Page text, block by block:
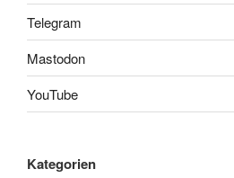
Telegram
Mastodon
YouTube
Kategorien